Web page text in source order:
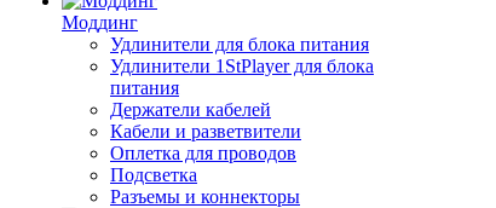
Моддинг
Удлинители для блока питания
Удлинители 1StPlayer для блока
питания
Держатели кабелей
Кабели и разветвители
Оплетка для проводов
Подсветка
Разъемы и коннекторы